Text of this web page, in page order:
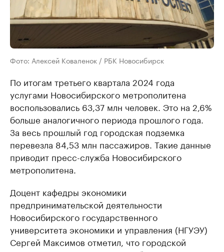
Фото: Алексей Коваленок / РБК Новосибирск
По итогам третьего квартала 2024 года
услугами Новосибирского метрополитена
воспользовались 63,37 млн человек. Это на 2,6%
больше аналогичного периода прошлого года.
За весь прошлый год городская подземка
перевезла 84,53 млн пассажиров. Такие данные
приводит пресс-служба Новосибирского
метрополитена.
Доцент кафедры экономики
предпринимательской деятельности
Новосибирского государственного
университета экономики и управления (НГУЭУ)
Сергей Максимов отметил, что городской